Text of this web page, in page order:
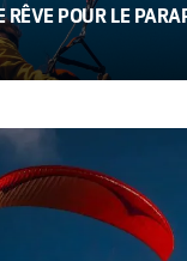
RÊVE POUR LE